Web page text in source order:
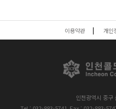
이용약관 개인
인천광역시 중구